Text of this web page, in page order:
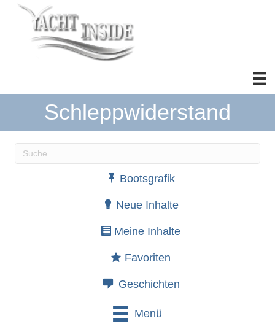
Schleppwiderstand
Wenn die Ergebnisse der automatischen
Bootsgrafik
Neue Inhalte
Meine Inhalte
Favoriten
Geschichten
Menü